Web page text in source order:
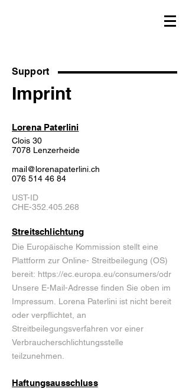
Support
Imprint
Lorena Paterlini
Clois 30
7078 Lenzerheide
mail@lorenapaterlini.ch
076 514 46 84
UST-ID
CHE-352.405.268
Streitschlichtung
Die Europäische Kommission stellt eine
Plattform zur Online- Streitbeilegung (OS)
bereit: https://ec.europa.eu/consumers/odr
Unsere E-Mail-Adresse finden Sie oben im
Impressum. Lorena Paterlini ist nicht bereit
oder verpflichtet, an
Streitbeilegungsverfahren vor einer
Verbraucherschlichtungsstelle
teilzunehmen.
Haftungsausschluss